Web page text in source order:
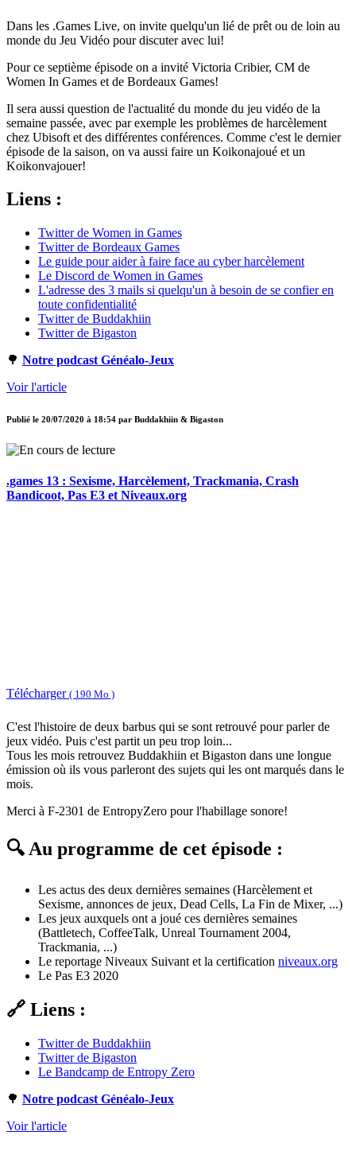
Dans les .Games Live, on invite quelqu'un lié de prêt ou de loin au
monde du Jeu Vidéo pour discuter avec lui!
Pour ce septième épisode on a invité Victoria Cribier, CM de
Women In Games et de Bordeaux Games!
Il sera aussi question de l'actualité du monde du jeu vidéo de la
semaine passée, avec par exemple les problèmes de harcèlement
chez Ubisoft et des différentes conférences. Comme c'est le dernier
épisode de la saison, on va aussi faire un Koikonajoué et un
Koikonvajouer!
Liens :
Twitter de Women in Games
Twitter de Bordeaux Games
Le guide pour aider à faire face au cyber harcèlement
Le Discord de Women in Games
L'adresse des 3 mails si quelqu'un à besoin de se confier en
toute confidentialité
Twitter de Buddakhiin
Twitter de Bigaston
🌳 Notre podcast Généalo-Jeux
Voir l'article
Publié le 20/07/2020 à 18:54 par Buddakhiin & Bigaston
.games 13 : Sexisme, Harcèlement, Trackmania, Crash
Bandicoot, Pas E3 et Niveaux.org
Télécharger ( 190 Mo )
C'est l'histoire de deux barbus qui se sont retrouvé pour parler de
jeux vidéo. Puis c'est partit un peu trop loin...
Tous les mois retrouvez Buddakhiin et Bigaston dans une longue
émission où ils vous parleront des sujets qui les ont marqués dans le
mois.
Merci à F-2301 de EntropyZero pour l'habillage sonore!
🔍 Au programme de cet épisode :
Les actus des deux dernières semaines (Harcèlement et
Sexisme, annonces de jeux, Dead Cells, La Fin de Mixer, ...)
Les jeux auxquels ont a joué ces dernières semaines
(Battletech, CoffeeTalk, Unreal Tournament 2004,
Trackmania, ...)
Le reportage Niveaux Suivant et la certification niveaux.org
Le Pas E3 2020
🔗 Liens :
Twitter de Buddakhiin
Twitter de Bigaston
Le Bandcamp de Entropy Zero
🌳 Notre podcast Généalo-Jeux
Voir l'article